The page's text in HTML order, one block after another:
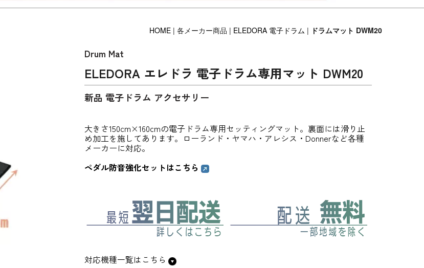
HOME | 各メーカー商品 | ELEDORA 電子ドラム | ドラムマット DWM20
Drum Mat
ELEDORA エレドラ 電子ドラム専用マット DWM20
新品 電子ドラム アクセサリー
大きさ150cm×160cmの電子ドラム専用セッティングマット。裏面には滑り止
め加工を施してあります。ローランド・ヤマハ・アレシス・Donnerなど各種
メーカーに対応。
ペダル防音強化セットはこちら
対応機種一覧はこちら